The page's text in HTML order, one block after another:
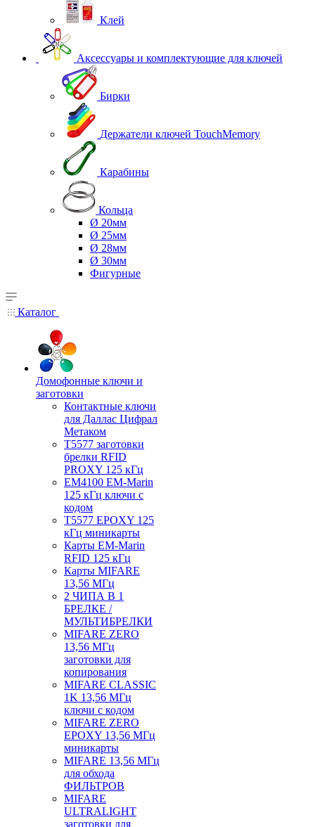
Клей
Аксессуары и комплектующие для ключей
Бирки
Держатели ключей TouchMemory
Карабины
Кольца
Ø 20мм
Ø 25мм
Ø 28мм
Ø 30мм
Фигурные
Каталог
Домофонные ключи и
заготовки
Контактные ключи
для Даллас Цифрал
Метаком
T5577 заготовки
брелки RFID
PROXY 125 кГц
EM4100 EM-Marin
125 кГц ключи с
кодом
T5577 EPOXY 125
кГц миникарты
Карты EM-Marin
RFID 125 кГц
Карты MIFARE
13,56 МГц
2 ЧИПА В 1
БРЕЛКЕ /
МУЛЬТИБРЕЛКИ
MIFARE ZERO
13,56 МГц
заготовки для
копирования
MIFARE CLASSIC
1K 13,56 МГц
ключи с кодом
MIFARE ZERO
EPOXY 13,56 МГц
миникарты
MIFARE 13,56 МГц
для обхода
ФИЛЬТРОВ
MIFARE
ULTRALIGHT
заготовки для